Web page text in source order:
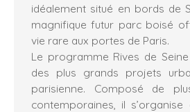
idéalement situé en bords de
magnifique futur parc boisé
vie rare aux portes de Paris.
Le programme Rives de Seine
des plus grands projets
parisienne. Composé de
contemporaines, il s’organise